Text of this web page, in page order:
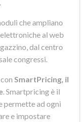
che ampliano
al web
dal centro
congressi.
SmartPricing, il
. Smartpricing è il
permette ad ogni
e impostare